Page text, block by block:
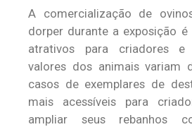
A comercialização de
dorper durante a exposição
atrativos para criadores e
valores dos animais variam
casos de exemplares de
mais acessíveis para
ampliar seus rebanhos